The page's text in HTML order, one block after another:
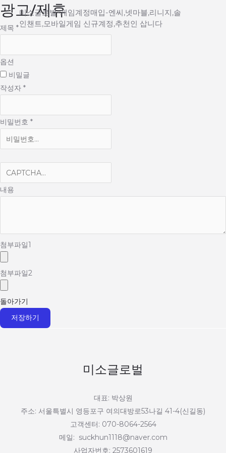
콘
텐
츠
건
너
뛰
기
미소글로벌-게임계정매입-엔씨,넷마블,리니지,솔
인챈트,모바일게임 신규계정,추천인 삽니다
광고/제휴
제목 *
옵션
비밀글
작성자 *
비밀번호 *
내용
첨부파일1
첨부파일2
돌아가기
저장하기
미소글로벌
대표: 박상원
주소: 서울특별시 영등포구 여의대방로53나길 41-4(신길동)
고객센터: 070-8064-2564
메일: suckhun1118@naver.com
사업자번호: 2573601619